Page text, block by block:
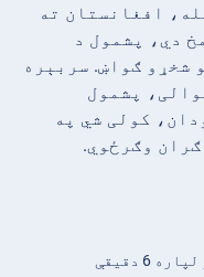
افغانستان ته
دي، پشمول د
شخړو ګواښ. سربېره
پشمول
کولی شي په
وګرځوي.